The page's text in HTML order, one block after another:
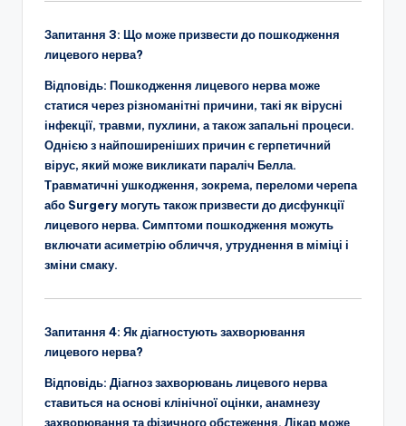
Запитання 3: Що може призвести до пошкодження
лицевого нерва?
Відповідь: Пошкодження лицевого нерва може
статися через різноманітні причини, такі як вірусні
інфекції, травми, пухлини, а також запальні процеси.
Однією з найпоширеніших причин є герпетичний
вірус, який може викликати параліч Белла.
Травматичні ушкодження, зокрема, переломи черепа
або Surgery могуть також призвести до дисфункції
лицевого нерва. Симптоми пошкодження можуть
включати асиметрію обличчя, утруднення в міміці і
зміни смаку.
Запитання 4: Як діагностують захворювання
лицевого нерва?
Відповідь: Діагноз захворювань лицевого нерва
ставиться на основі клінічної оцінки, анамнезу
захворювання та фізичного обстеження. Лікар може